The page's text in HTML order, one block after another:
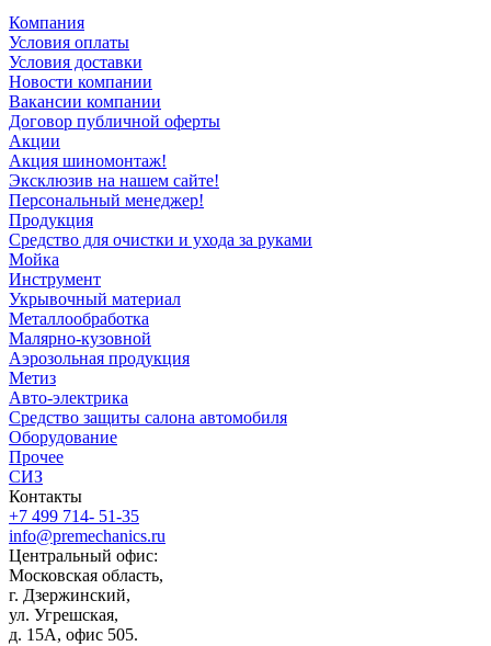
Компания
Условия оплаты
Условия доставки
Новости компании
Вакансии компании
Договор публичной оферты
Акции
Акция шиномонтаж!
Эксклюзив на нашем сайте!
Персональный менеджер!
Продукция
Средство для очистки и ухода за руками
Мойка
Инструмент
Укрывочный материал
Металлообработка
Малярно-кузовной
Аэрозольная продукция
Метиз
Авто-электрика
Средство защиты салона автомобиля
Оборудование
Прочее
СИЗ
Контакты
+7 499 714- 51-35
info@premechanics.ru
Центральный офис:
Московская область,
г. Дзержинский,
ул. Угрешская,
д. 15А, офис 505.